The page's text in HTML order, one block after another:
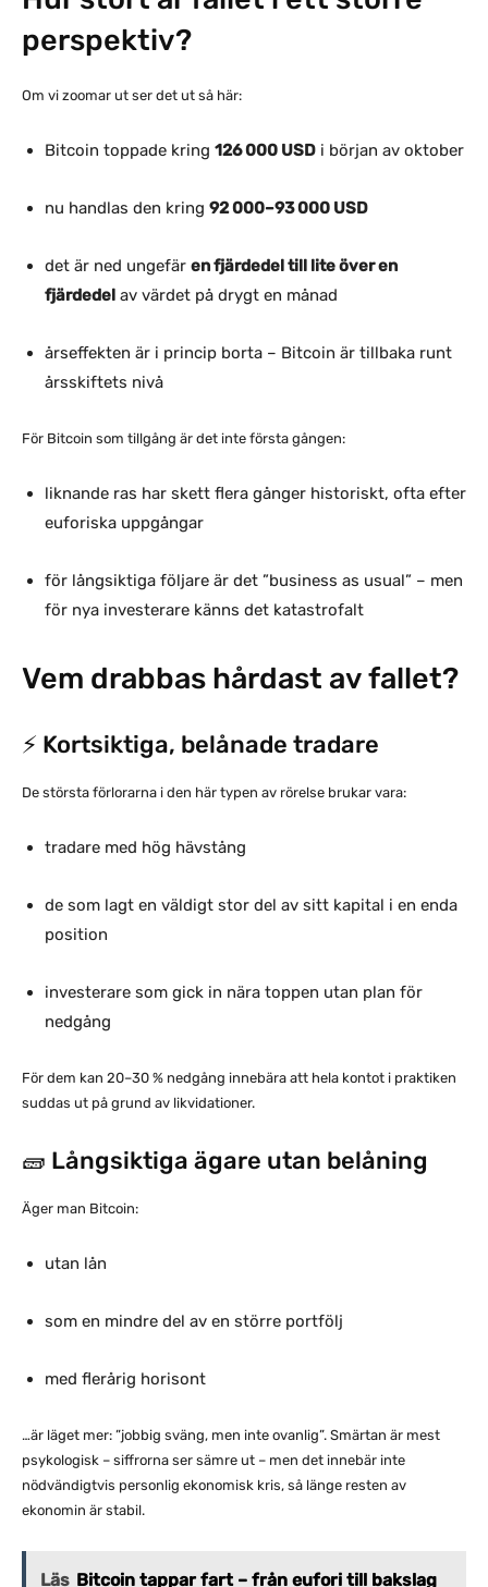
perspektiv?
Om vi zoomar ut ser det ut så här:
Bitcoin toppade kring 126 000 USD i början av oktober
nu handlas den kring 92 000–93 000 USD
det är ned ungefär en fjärdedel till lite över en
fjärdedel av värdet på drygt en månad
årseffekten är i princip borta – Bitcoin är tillbaka runt
årsskiftets nivå
För Bitcoin som tillgång är det inte första gången:
liknande ras har skett flera gånger historiskt, ofta efter
euforiska uppgångar
för långsiktiga följare är det ”business as usual” – men
för nya investerare känns det katastrofalt
Vem drabbas hårdast av fallet?
⚡ Kortsiktiga, belånade tradare
De största förlorarna i den här typen av rörelse brukar vara:
tradare med hög hävstång
de som lagt en väldigt stor del av sitt kapital i en enda
position
investerare som gick in nära toppen utan plan för
nedgång
För dem kan 20–30 % nedgång innebära att hela kontot i praktiken
suddas ut på grund av likvidationer.
🧱 Långsiktiga ägare utan belåning
Äger man Bitcoin:
utan lån
som en mindre del av en större portfölj
med flerårig horisont
…är läget mer: ”jobbig sväng, men inte ovanlig”. Smärtan är mest
psykologisk – siffrorna ser sämre ut – men det innebär inte
nödvändigtvis personlig ekonomisk kris, så länge resten av
ekonomin är stabil.
Läs Bitcoin tappar fart – från eufori till bakslag